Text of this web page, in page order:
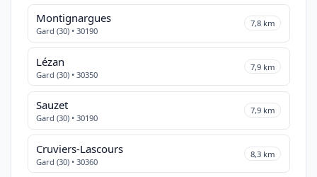
Montignargues
Gard (30) • 30190
7,8 km
Lézan
Gard (30) • 30350
7,9 km
Sauzet
Gard (30) • 30190
7,9 km
Cruviers-Lascours
Gard (30) • 30360
8,3 km